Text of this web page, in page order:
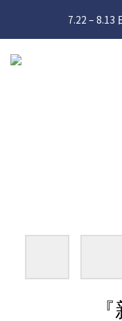
官網三週年 8月滿額送
/
7.22 – 8.13